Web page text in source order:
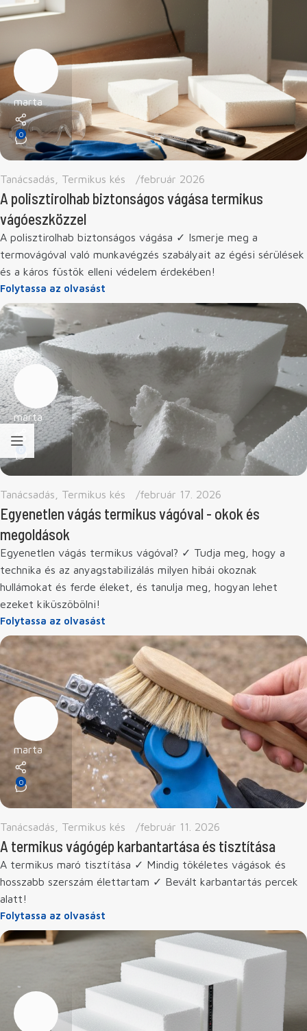
marta
0
Tanácsadás Termikus kés február 2026
A polisztirolhab biztonságos vágása termikus
vágóeszközzel
A polisztirolhab biztonságos vágása ✓ Ismerje meg a
termovágóval való munkavégzés szabályait az égési sérülések
és a káros füstök elleni védelem érdekében!
Folytassa az olvasást
marta
Tanácsadás Termikus kés február 17. 2026
Egyenetlen vágás termikus vágóval - okok és
megoldások
Egyenetlen vágás termikus vágóval? ✓ Tudja meg, hogy a
technika és az anyagstabilizálás milyen hibái okoznak
hullámokat és ferde éleket, és tanulja meg, hogyan lehet
ezeket kiküszöbölni!
Folytassa az olvasást
marta
0
Tanácsadás Termikus kés február 11. 2026
A termikus vágógép karbantartása és tisztítása
A termikus maró tisztítása ✓ Mindig tökéletes vágások és
hosszabb szerszám élettartam ✓ Bevált karbantartás percek
alatt!
Folytassa az olvasást